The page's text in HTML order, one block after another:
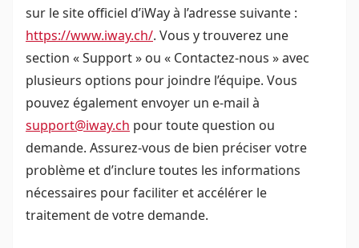
sur le site officiel d’iWay à l’adresse suivante :
https://www.iway.ch/. Vous y trouverez une
section « Support » ou « Contactez-nous » avec
plusieurs options pour joindre l’équipe. Vous
pouvez également envoyer un e-mail à
support@iway.ch pour toute question ou
demande. Assurez-vous de bien préciser votre
problème et d’inclure toutes les informations
nécessaires pour faciliter et accélérer le
traitement de votre demande.